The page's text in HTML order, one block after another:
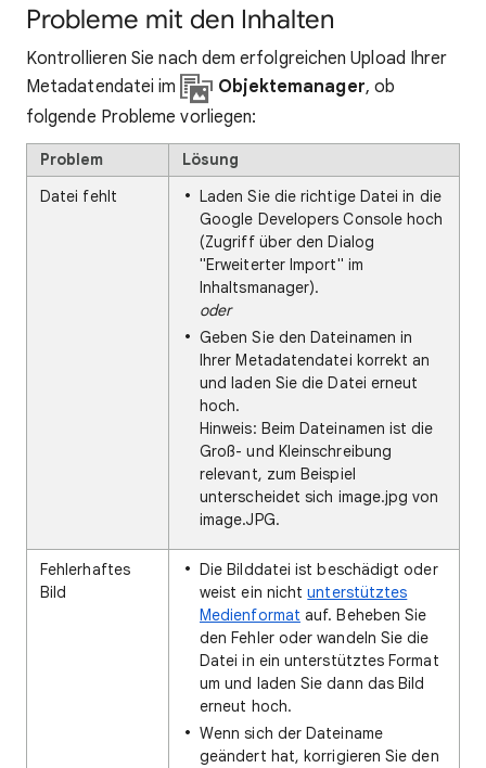
Probleme mit den Inhalten
Kontrollieren Sie nach dem erfolgreichen Upload Ihrer
Metadatendatei im
Objektemanager, ob
folgende Probleme vorliegen:
Problem
Lösung
Datei fehlt
Laden Sie die richtige Datei in die
Google Developers Console hoch
(Zugriff über den Dialog
"Erweiterter Import" im
Inhaltsmanager).
oder
Geben Sie den Dateinamen in
Ihrer Metadatendatei korrekt an
und laden Sie die Datei erneut
hoch.
Hinweis: Beim Dateinamen ist die
Groß- und Kleinschreibung
relevant, zum Beispiel
unterscheidet sich image.jpg von
image.JPG.
Fehlerhaftes
Bild
Die Bilddatei ist beschädigt oder
weist ein nichtunterstütztes
Medienformat auf. Beheben Sie
den Fehler oder wandeln Sie die
Datei in ein unterstütztes Format
um und laden Sie dann das Bild
erneut hoch.
Wenn sich der Dateiname
geändert hat, korrigieren Sie den